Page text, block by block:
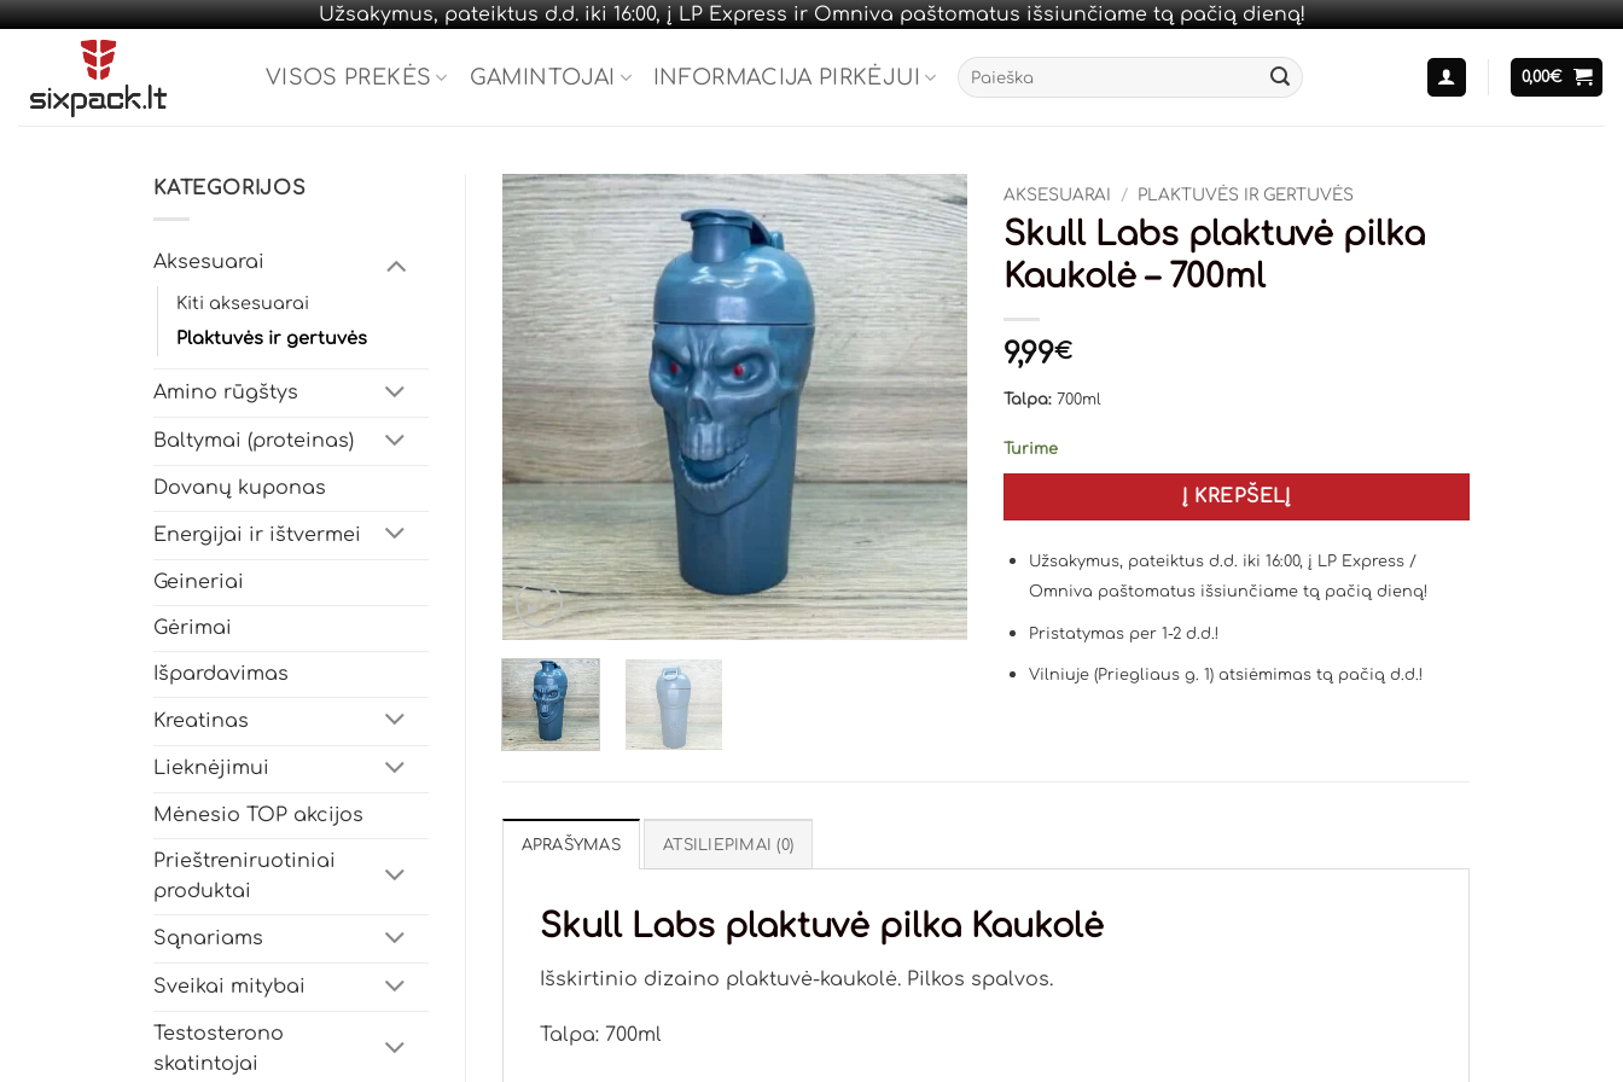
Užsakymus, pateiktus d.d. iki 16:00, į LP Express ir Omniva paštomatus išsiunčiame tą pačią dieną!
content
VISOS PREKĖS GAMINTOJAI INFORMACIJA PIRKĖJUI Ieškoti:
0,00€
KATEGORIJOS
Aksesuarai
Kiti aksesuarai
Plaktuvės ir gertuvės
Amino rūgštys
Baltymai (proteinas)
Dovanų kuponas
Energijai ir ištvermei
Geineriai
Gėrimai
Išpardavimas
Kreatinas
Lieknėjimui
Mėnesio TOP akcijos
Prieštreniruotiniai
produktai
Sąnariams
Sveikai mitybai
Testosterono
skatintojai
AKSESUARAI / PLAKTUVĖS IR GERTUVĖS
Skull Labs plaktuvė pilka
Kaukolė – 700ml
9,99€
Talpa: 700ml
Turime
Į KREPŠELĮ
Užsakymus, pateiktus d.d. iki 16:00, į LP Express /
Omniva paštomatus išsiunčiame tą pačią dieną!
Pristatymas per 1-2 d.d.!
Vilniuje (Priegliaus g. 1) atsiėmimas tą pačią d.d.!
APRAŠYMAS ATSILIEPIMAI (0)
Skull Labs plaktuvė pilka Kaukolė
Išskirtinio dizaino plaktuvė-kaukolė. Pilkos spalvos.
Talpa: 700ml